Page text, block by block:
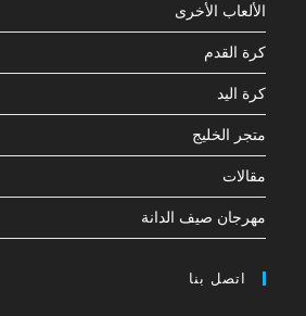
الألعاب الأخرى
كرة القدم
كرة اليد
متجر الخليج
مقالات
مهرجان صيف الدانة
اتصل بنا